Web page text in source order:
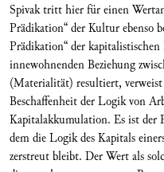
Spivak tritt hier für einen
Prädikation“ der Kultur ebenso
Prädikation“ der
innewohnenden Beziehung
(Materialität) resultiert,
Beschaffenheit der Logik von
Kapitalakkumulation. Es ist der
dem die Logik des Kapitals
zerstreut bleibt. Der Wert als